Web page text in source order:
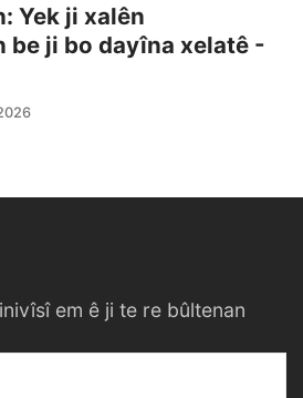
Yek ji xalên
be ji bo dayîna xelatê -
em ê ji te re bûltenan